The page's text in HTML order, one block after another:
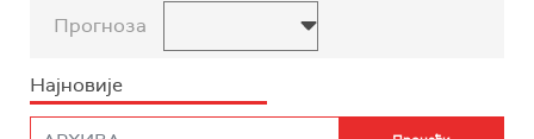
Прогноза
Најновије